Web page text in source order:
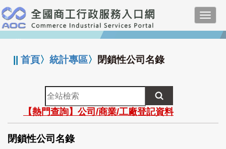
跳
到
主
要
:::
||首頁〉統計專區〉 閉鎖性公司名錄
全
站
檢
索
【熱門查詢】公司/商業/工廠登記資料
閉鎖性公司名錄